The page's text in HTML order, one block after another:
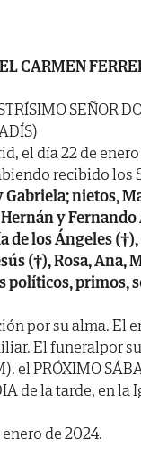
CARMEN
SEÑOR
el día 22 de
recibido los
Gabriela; nietos,
y Fernando
de los Ángeles
(†), Rosa, Ana,
políticos, primos,
por su alma. El
El funeralpor
el PRÓXIMO
de la tarde, en la
de 2024.